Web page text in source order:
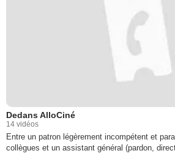
Dedans AlloCiné
14 vidéos
Entre un patron légèrement incompétent et
collègues et un assistant général (pardon,